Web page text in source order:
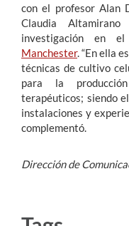
con el profesor Alan
Claudia
investigación en el
Manchester. “En ella
técnicas de cultivo
para la
terapéuticos; siendo
instalaciones y
complementó.
Dirección de